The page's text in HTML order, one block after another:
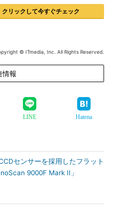
クリックして今すぐチェック
© ITmedia, Inc. All Rights Reserved.
情報
LINE Hatena
センサーを採用したフラット
9000F Mark II」